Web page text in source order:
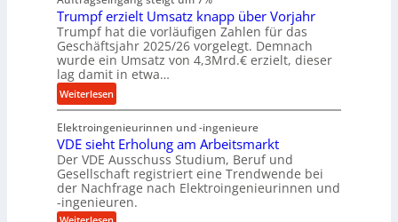
n
r
e
i
s
l
a
u
f
e
n
e
n
f
ü
u
n
g
e
r
t
u
n
g
s
r
e
i
e
s
H
Trumpf erzielt Umsatz knapp über Vorjahr
Trumpf hat die vorläufigen Zahlen für das
Geschäftsjahr 2025/26 vorgelegt. Demnach
wurde ein Umsatz von 4,3Mrd.€ erzielt, dieser
lag damit in etwa…
Weiterlesen:
T
r
u
m
p
f
e
Elektroingenieurinnen und -ingenieure
VDE sieht Erholung am Arbeitsmarkt
Der VDE Ausschuss Studium, Beruf und
Gesellschaft registriert eine Trendwende bei
der Nachfrage nach Elektroingenieurinnen und
-ingenieuren.
: